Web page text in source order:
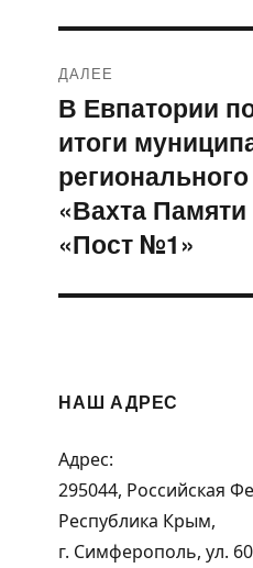
ДАЛЕЕ
Следующая
запись:
В Евпатории
итоги
«Вахта
«Пост №1»
НАШ АДРЕС
Адрес:
295044, Российская
Республика Крым,
г. Симферополь, ул.